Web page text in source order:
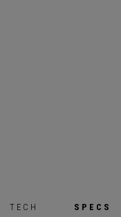
TECH SPECS